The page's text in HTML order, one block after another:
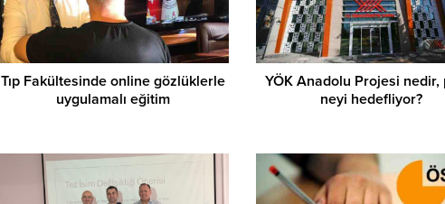
Tıp Fakültesinde online gözlüklerle
uygulamalı eğitim
YÖK Anadolu Projesi nedir,
neyi hedefliyor?